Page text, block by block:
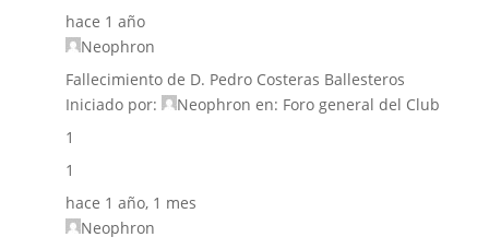
hace 1 año
Neophron
Fallecimiento de D. Pedro Costeras Ballesteros
Iniciado por:
Neophron en: Foro general del Club
1
1
hace 1 año, 1 mes
Neophron